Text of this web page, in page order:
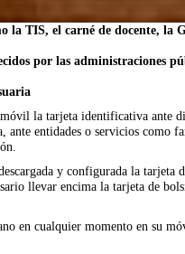
TIS, el carné de docente,
por las administraciones
la tarjeta identificativa ante
ante entidades o servicios
y configurada la
llevar encima la tarjeta de
en cualquier momento en su